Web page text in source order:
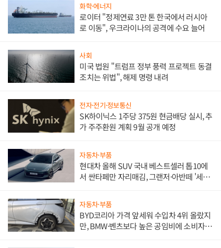
화학·에너지
로이터 "정제연료 3만 톤 한국에서 러시아
로 이동", 우크라이나의 공격에 수요 늘어
사회
미국 법원 "트럼프 정부 풍력 프로젝트 동결
조치는 위법", 해제 명령 내려
전자·전기·정보통신
SK하이닉스 1주당 375원 현금배당 실시, 추
가 주주환원 계획 9월 공개 예정
자동차·부품
현대차 올해 SUV 국내 베스트셀러 톱10에
서 싼타페만 자리매김, 그랜저·아반떼 '세단
자동차·부품
BYD코리아 가격 앞세워 수입차 4위 올랐지
만, BMW·벤츠보다 높은 공임비에 소비자